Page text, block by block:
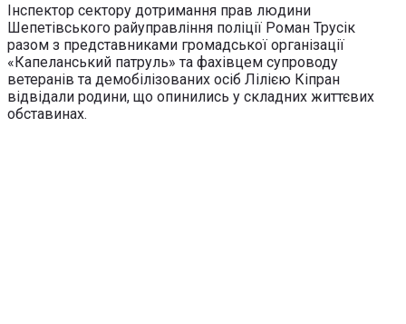
Інспектор сектору дотримання прав людини
Шепетівського райуправління поліції Роман Трусік
разом з представниками громадської організації
«Капеланський патруль» та фахівцем супроводу
ветеранів та демобілізованих осіб Лілією Кіпран
відвідали родини, що опинились у складних життєвих
обставинах.